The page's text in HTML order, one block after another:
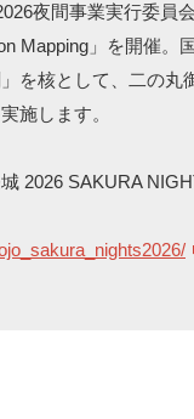
夜間事業実行委員
Mapping」を開催
を核として、二の
施します。
2026 SAKURA